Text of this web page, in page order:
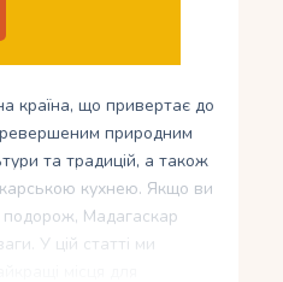
країна, що привертає до
природним
та традицій, а також
кухнею. Якщо ви
подорож, Мадагаскар
У цій статті ми